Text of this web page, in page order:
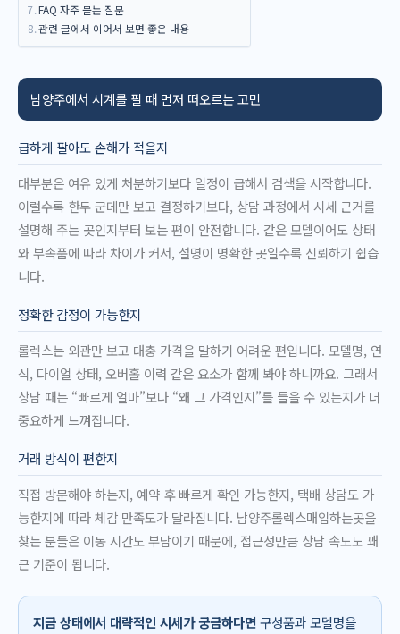
FAQ 자주 묻는 질문
관련 글에서 이어서 보면 좋은 내용
남양주에서 시계를 팔 때 먼저 떠오르는 고민
급하게 팔아도 손해가 적을지
대부분은 여유 있게 처분하기보다 일정이 급해서 검색을 시작합니다.
이럴수록 한두 군데만 보고 결정하기보다, 상담 과정에서 시세 근거를
설명해 주는 곳인지부터 보는 편이 안전합니다. 같은 모델이어도 상태
와 부속품에 따라 차이가 커서, 설명이 명확한 곳일수록 신뢰하기 쉽습
니다.
정확한 감정이 가능한지
롤렉스는 외관만 보고 대충 가격을 말하기 어려운 편입니다. 모델명, 연
식, 다이얼 상태, 오버홀 이력 같은 요소가 함께 봐야 하니까요. 그래서
상담 때는 “빠르게 얼마”보다 “왜 그 가격인지”를 들을 수 있는지가 더
중요하게 느껴집니다.
거래 방식이 편한지
직접 방문해야 하는지, 예약 후 빠르게 확인 가능한지, 택배 상담도 가
능한지에 따라 체감 만족도가 달라집니다. 남양주롤렉스매입하는곳을
찾는 분들은 이동 시간도 부담이기 때문에, 접근성만큼 상담 속도도 꽤
큰 기준이 됩니다.
지금 상태에서 대략적인 시세가 궁금하다면 구성품과 모델명을